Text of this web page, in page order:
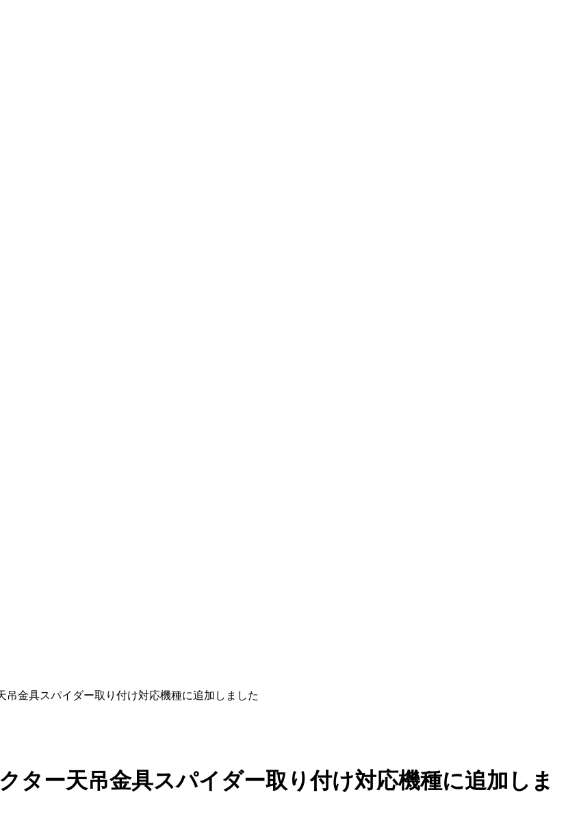
吊金具スパイダー取り付け対応機種に追加しました
ター天吊金具スパイダー取り付け対応機種に追加しま